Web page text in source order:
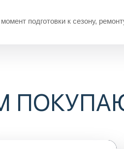
подготовки к сезону,